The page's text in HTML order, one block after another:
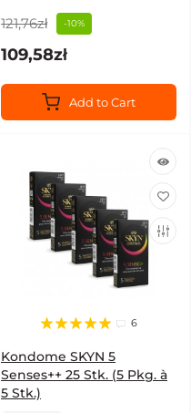
121,76zł -10%
109,58zł
Add to Cart
6
Kondome SKYN 5
Senses++ 25 Stk. (5 Pkg. à
5 Stk.)